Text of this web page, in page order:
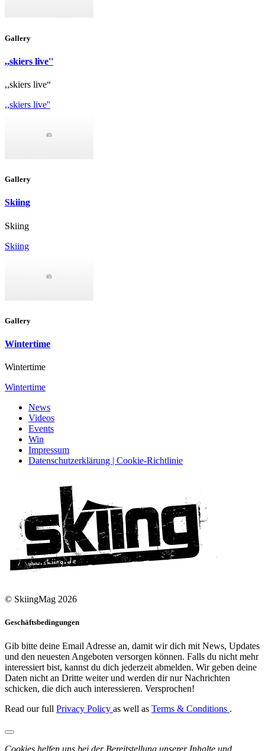
Gallery
,,skiers live''
,,skiers live“
,,skiers live''
Gallery
Skiing
Skiing
Skiing
Gallery
Wintertime
Wintertime
Wintertime
News
Videos
Events
Win
Impressum
Datenschutzerklärung | Cookie-Richtlinie
© SkiingMag 2026
Geschäftsbedingungen
Gib bitte deine Email Adresse an, damit wir dich mit News, Updates
und den neuesten Angeboten versorgen können. Falls du nicht mehr
interessiert bist, kannst du dich jederzeit abmelden. Wir geben deine
Daten nicht an Dritte weiter und werden dir nur Nachrichten
schicken, die dich auch interessieren. Versprochen!
Read our full Privacy Policy as well as Terms & Conditions .
Cookies helfen uns bei der Bereitstellung unserer Inhalte und